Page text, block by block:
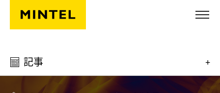
Skip to main content
記事 +